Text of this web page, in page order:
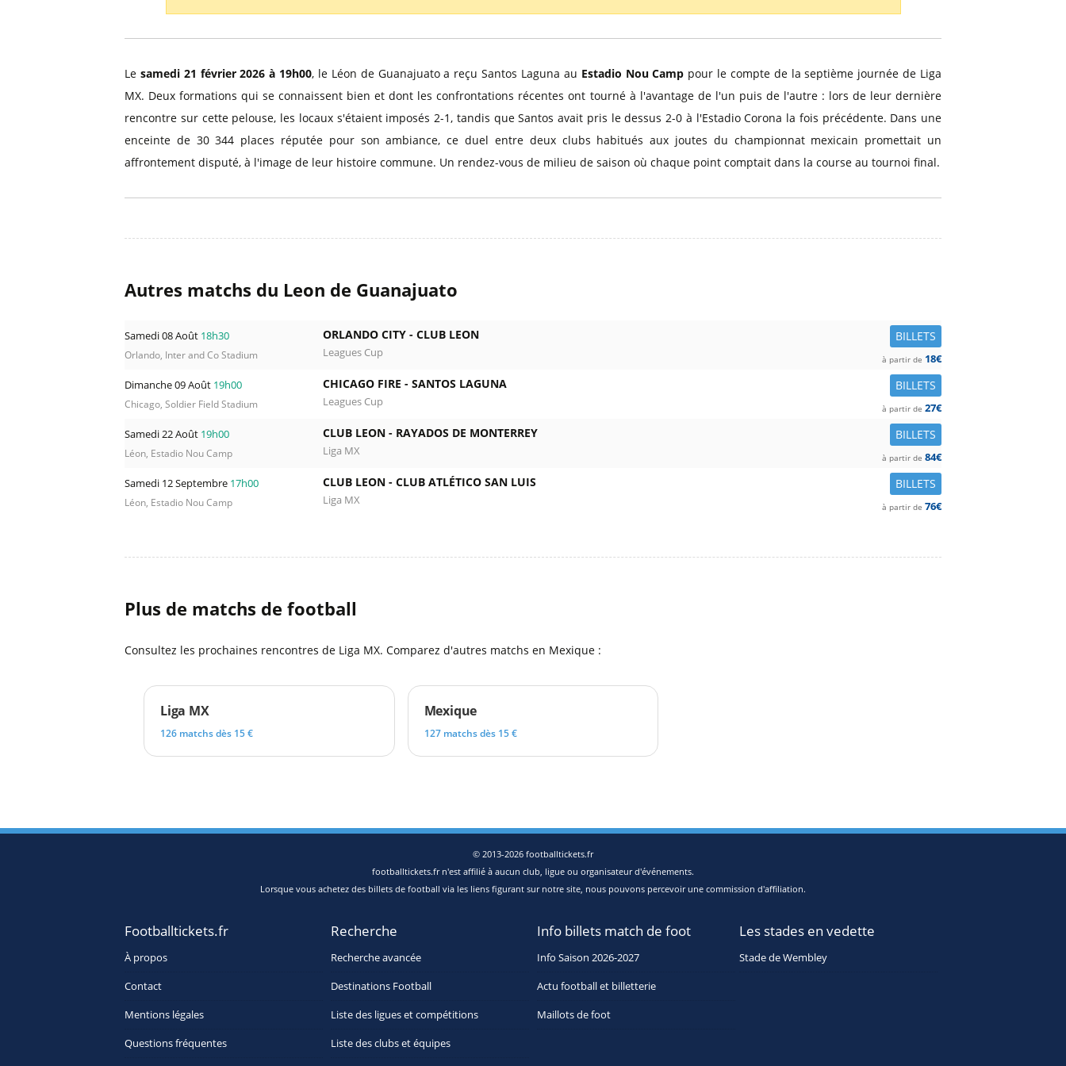
Billets Saudi Pro League
Le samedi 21 février 2026 à 19h00, le Léon de Guanajuato a reçu Santos Laguna au Estadio Nou Camp pour le compte de la septième journée de Liga
MX. Deux formations qui se connaissent bien et dont les confrontations récentes ont tourné à l'avantage de l'un puis de l'autre : lors de leur dernière
rencontre sur cette pelouse, les locaux s'étaient imposés 2-1, tandis que Santos avait pris le dessus 2-0 à l'Estadio Corona la fois précédente. Dans une
enceinte de 30 344 places réputée pour son ambiance, ce duel entre deux clubs habitués aux joutes du championnat mexicain promettait un
affrontement disputé, à l'image de leur histoire commune. Un rendez-vous de milieu de saison où chaque point comptait dans la course au tournoi final.
Autres matchs du Leon de Guanajuato
Samedi 08 Août 18h30
Orlando, Inter and Co Stadium
BILLETS
ORLANDO CITY - CLUB LEON
Leagues Cup à partir de 18€
Dimanche 09 Août 19h00
Chicago, Soldier Field Stadium
BILLETS
CHICAGO FIRE - SANTOS LAGUNA
Leagues Cup à partir de 27€
Samedi 22 Août 19h00
Léon, Estadio Nou Camp
BILLETS
CLUB LEON - RAYADOS DE MONTERREY
Liga MX à partir de 84€
Samedi 12 Septembre 17h00
Léon, Estadio Nou Camp
BILLETS
CLUB LEON - CLUB ATLÉTICO SAN LUIS
Liga MX à partir de 76€
Plus de matchs de football
Consultez les prochaines rencontres de Liga MX. Comparez d'autres matchs en Mexique :
Liga MX
126 matchs dès 15 €
Mexique
127 matchs dès 15 €
© 2013-2026 footballtickets.fr
footballtickets.fr n'est affilié à aucun club, ligue ou organisateur d'événements.
Lorsque vous achetez des billets de football via les liens figurant sur notre site, nous pouvons percevoir une commission d'affiliation.
Footballtickets.fr
À propos
Contact
Mentions légales
Questions fréquentes
Recherche
Recherche avancée
Destinations Football
Liste des ligues et compétitions
Liste des clubs et équipes
Info billets match de foot
Info Saison 2026-2027
Actu football et billetterie
Maillots de foot
Les stades en vedette
Stade de Wembley